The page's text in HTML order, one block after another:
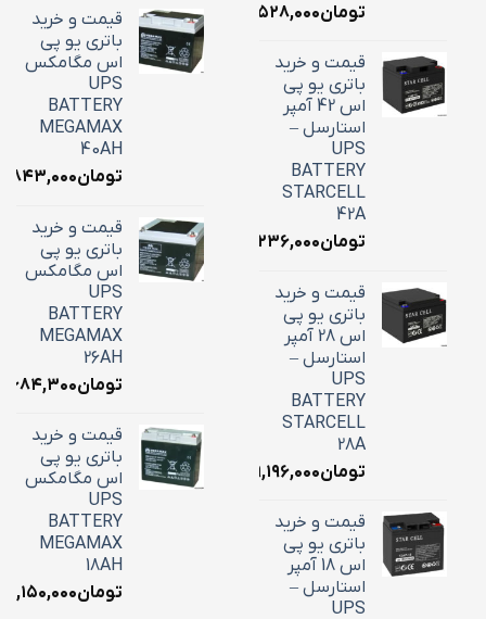
تومان۲۲,۵۲۸,۰۰۰
قیمت و خرید
باتری یو پی
اس 42 آمپر
استارسل –
UPS
BATTERY
STARCELL
42A
تومان۱۶,۲۳۶,۰۰۰
قیمت و خرید
باتری یو پی
اس 28 آمپر
استارسل –
UPS
BATTERY
STARCELL
28A
تومان۹,۱۹۶,۰۰۰
قیمت و خرید
باتری یو پی
اس 18 آمپر
استارسل –
UPS
قیمت و خرید
باتری یو پی
اس مگامکس
UPS
BATTERY
MEGAMAX
40AH
تومان
قیمت و خرید
باتری یو پی
اس مگامکس
UPS
BATTERY
MEGAMAX
26AH
تومان
قیمت و خرید
باتری یو پی
اس مگامکس
UPS
BATTERY
MEGAMAX
18AH
تومان۷,۱۵۰,۰۰۰